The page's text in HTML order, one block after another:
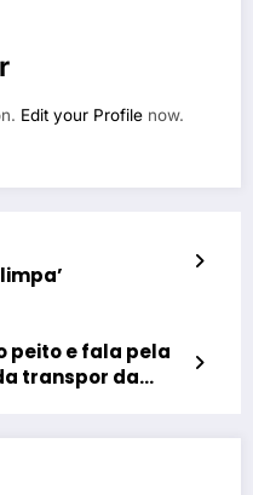
Edit your Profile now.
peito e fala pela
transpor da